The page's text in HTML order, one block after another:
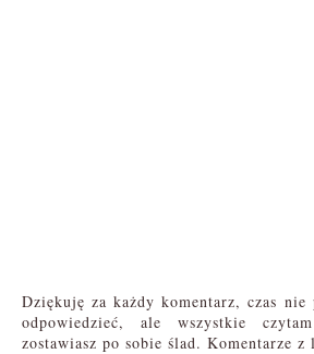
Dziękuję za każdy komentarz, czas
odpowiedzieć, ale wszystkie
zostawiasz po sobie ślad. Komentarze z